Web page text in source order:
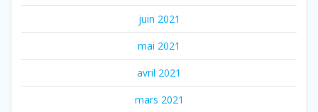
juin 2021
mai 2021
avril 2021
mars 2021